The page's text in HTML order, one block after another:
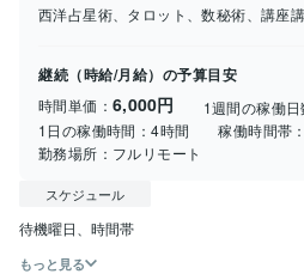
西洋占星術、タロット、数秘術、講座
継続（時給/月給）の予算目安
時間単価： 6,000円 1週間の稼働
1日の稼働時間：4時間 稼働時間帯：
勤務場所： フルリモート
スケジュール
待機曜日、時間帯
もっと見る